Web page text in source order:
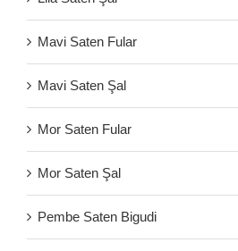
Mavi Saten Fular
Mavi Saten Şal
Mor Saten Fular
Mor Saten Şal
Pembe Saten Bigudi